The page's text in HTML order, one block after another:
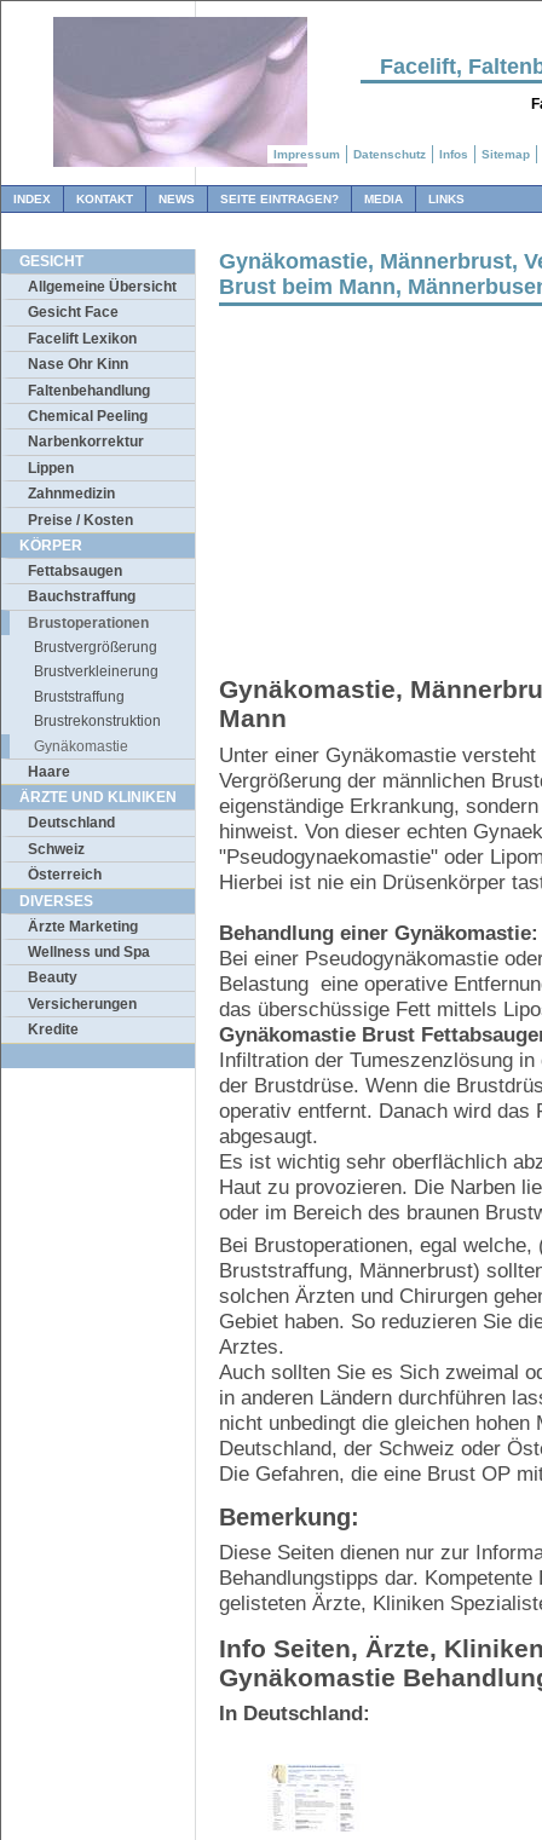
Facelift,
INDEX KONTAKT NEWS SEITE EINTRAGEN? MEDIA LINKS
GESICHT
Allgemeine Übersicht
Gesicht Face
Facelift Lexikon
Nase Ohr Kinn
Faltenbehandlung
Chemical Peeling
Narbenkorrektur
Lippen
Zahnmedizin
Preise / Kosten
KÖRPER
Fettabsaugen
Bauchstraffung
Brustoperationen
Brustvergrößerung
Brustverkleinerung
Bruststraffung
Brustrekonstruktion
Gynäkomastie
Haare
ÄRZTE UND KLINIKEN
Deutschland
Schweiz
Österreich
DIVERSES
Ärzte Marketing
Wellness und Spa
Beauty
Versicherungen
Kredite
Gynäkomastie, Männerbrust,
Brust beim Mann,
Gynäkomastie,
Mann
Unter einer Gynäkomastie
Vergrößerung der männlichen
eigenständige Erkrankung,
hinweist. Von dieser echten
"Pseudogynaekomastie" oder
Hierbei ist nie ein Drüsenkörper
Behandlung einer Gynäkomastie:
Bei einer Pseudogynäkomastie
Belastung eine operative
das überschüssige Fett mittels
Gynäkomastie Brust
Infiltration der Tumeszenzlösung
der Brustdrüse. Wenn die
operativ entfernt. Danach wird das
abgesaugt.
Es ist wichtig sehr oberflächlich
Haut zu provozieren. Die Narben
oder im Bereich des braunen
Bei Brustoperationen, egal
Bruststraffung, Männerbrust)
solchen Ärzten und Chirurgen
Gebiet haben. So reduzieren Sie
Arztes.
Auch sollten Sie es Sich zweimal
in anderen Ländern durchführen
nicht unbedingt die gleichen
Deutschland, der Schweiz oder
Die Gefahren, die eine Brust OP
Bemerkung:
Diese Seiten dienen nur zur
Behandlungstipps dar.
gelisteten Ärzte, Kliniken
Info Seiten, Ärzte,
Gynäkomastie
In Deutschland:
Impressum Datenschutz Infos Sitemap